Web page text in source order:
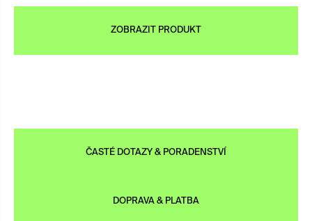
ZOBRAZIT PRODUKT
ČASTÉ DOTAZY & PORADENSTVÍ
DOPRAVA & PLATBA